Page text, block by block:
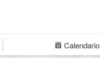
Calendario